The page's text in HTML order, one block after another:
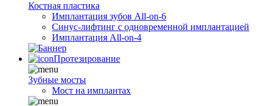
Костная пластика
Имплантация зубов All-on-6
Синус-лифтинг с одновременной имплантацией
Имплантация All-on-4
Протезирование
Зубные мосты
Мост на имплантах